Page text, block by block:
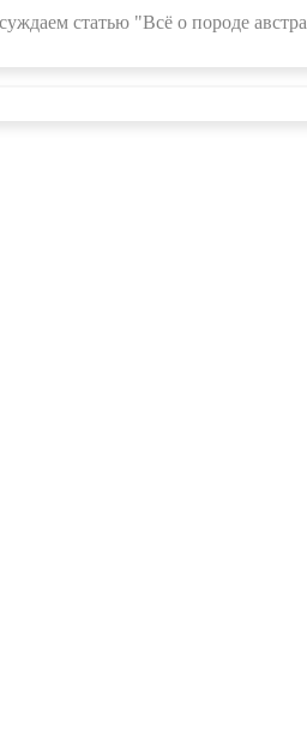
статью "Всё о породе